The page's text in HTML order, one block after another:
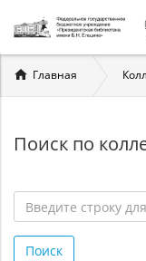
Вы
здесь
Главная
Поиск по
строку
Поиск